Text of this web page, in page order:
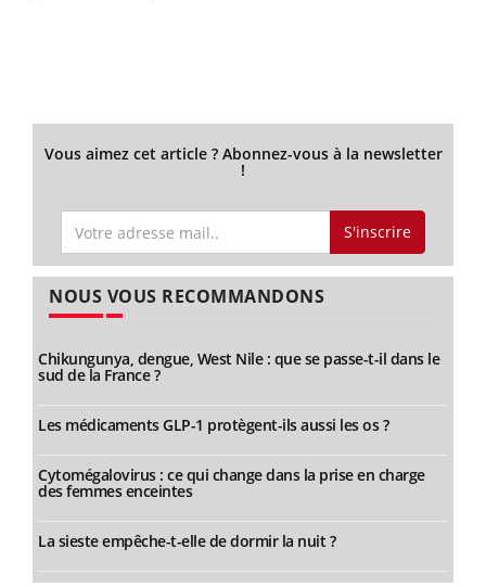
Vous aimez cet article ? Abonnez-vous à la newsletter
!
S'inscrire
NOUS VOUS RECOMMANDONS
Chikungunya, dengue, West Nile : que se passe-t-il dans le
sud de la France ?
Les médicaments GLP-1 protègent-ils aussi les os ?
Cytomégalovirus : ce qui change dans la prise en charge
des femmes enceintes
La sieste empêche-t-elle de dormir la nuit ?